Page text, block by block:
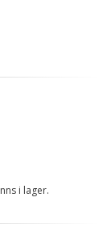
i lager.